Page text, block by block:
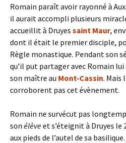
Romain paraît avoir rayonné à
il aurait accompli plusieurs
accueillit à Druyes saint Maur,
dont il était le premier disciple,
Règle monastique. Pendant son
qu’il put partager avec Romain
son maître au Mont-Cassin. Mais
corroborent pas cet évènement.
Romain ne survécut pas
son élèveet s’éteignit à Druyes le
aux pieds de l’autel de sa